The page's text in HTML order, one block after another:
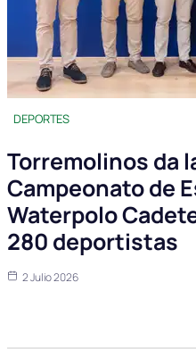
DEPORTES
Torremolinos da
Campeonato de
Waterpolo
280 deportistas
2 Julio 2026